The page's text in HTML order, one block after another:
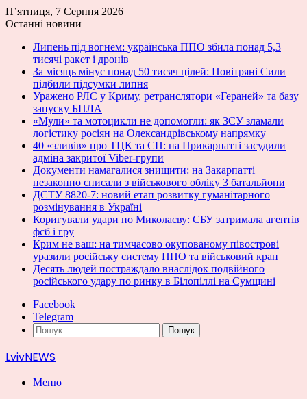
П’ятниця, 7 Серпня 2026
Останні новини
Липень під вогнем: українська ППО збила понад 5,3
тисячі ракет і дронів
За місяць мінус понад 50 тисяч цілей: Повітряні Сили
підбили підсумки липня
Уражено РЛС у Криму, ретранслятори «Гераней» та базу
запуску БПЛА
«Мули» та мотоцикли не допомогли: як ЗСУ зламали
логістику росіян на Олександрівському напрямку
40 «зливів» про ТЦК та СП: на Прикарпатті засудили
адміна закритої Viber-групи
Документи намагалися знищити: на Закарпатті
незаконно списали з військового обліку 3 батальйони
ДСТУ 8820-7: новий етап розвитку гуманітарного
розмінування в Україні
Коригували удари по Миколаєву: СБУ затримала агентів
фсб і гру
Крим не ваш: на тимчасово окупованому півострові
уразили російську систему ППО та військовий кран
Десять людей постраждало внаслідок подвійного
російського удару по ринку в Білопіллі на Сумщині
Facebook
Telegram
Пошук
LvivNEWS
Меню